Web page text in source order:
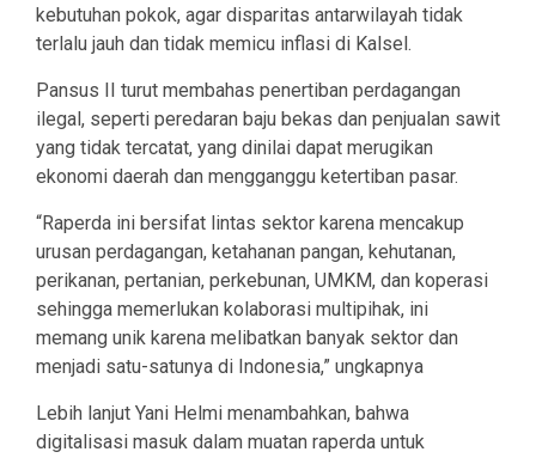
kebutuhan pokok, agar disparitas antarwilayah tidak
terlalu jauh dan tidak memicu inflasi di Kalsel.
Pansus II turut membahas penertiban perdagangan
ilegal, seperti peredaran baju bekas dan penjualan sawit
yang tidak tercatat, yang dinilai dapat merugikan
ekonomi daerah dan mengganggu ketertiban pasar.
“Raperda ini bersifat lintas sektor karena mencakup
urusan perdagangan, ketahanan pangan, kehutanan,
perikanan, pertanian, perkebunan, UMKM, dan koperasi
sehingga memerlukan kolaborasi multipihak, ini
memang unik karena melibatkan banyak sektor dan
menjadi satu-satunya di Indonesia,” ungkapnya
Lebih lanjut Yani Helmi menambahkan, bahwa
digitalisasi masuk dalam muatan raperda untuk